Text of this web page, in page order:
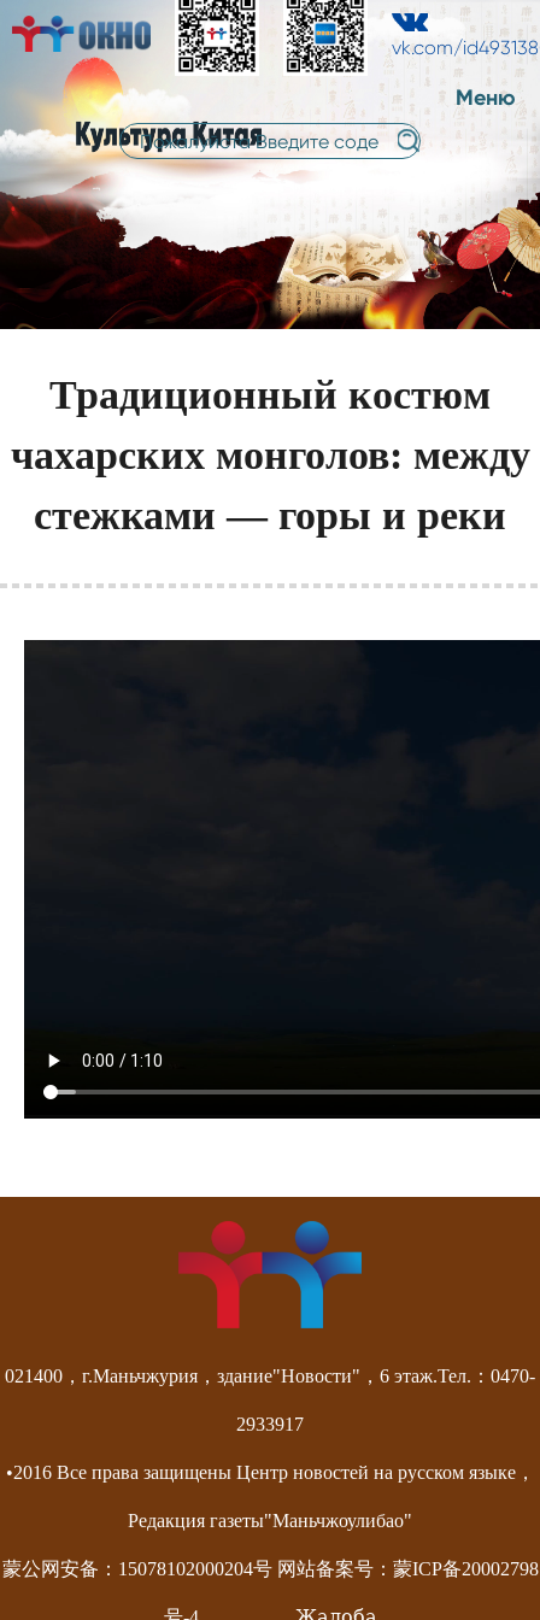
中
文
русский
中
文
vk.com/
Меню
Традиционный костюм
чахарских монголов: между
стежками — горы и реки
021400，г.Маньчжурия，здание"Новости"，6 этаж.Тел.：0470-
2933917
•2016 Все права защищены Центр новостей на русском языке，
Редакция газеты"Маньчжоулибао"
蒙公网安备：15078102000204号 网站备案号： 蒙ICP备20002798